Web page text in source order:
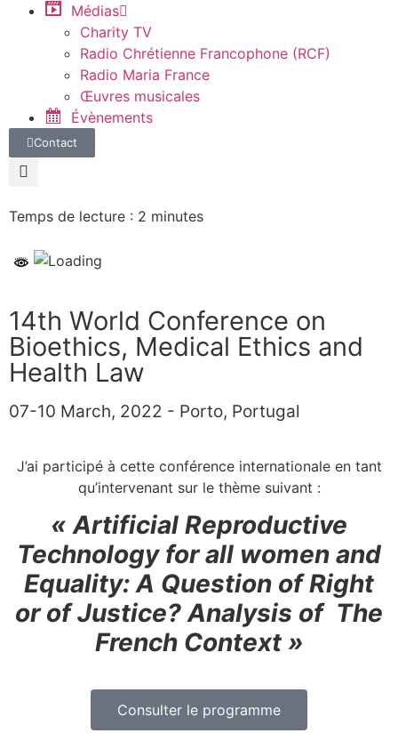
Médias
Charity TV
Radio Chrétienne Francophone (RCF)
Radio Maria France
Œuvres musicales
Évènements
Contact
Temps de lecture : 2 minutes
14th World Conference on
Bioethics, Medical Ethics and
Health Law
07-10 March, 2022 - Porto, Portugal
J’ai participé à cette conférence internationale en tant
qu’intervenant sur le thème suivant :
« Artificial Reproductive
Technology for all women and
Equality: A Question of Right
or of Justice? Analysis of The
French Context »
Consulter le programme